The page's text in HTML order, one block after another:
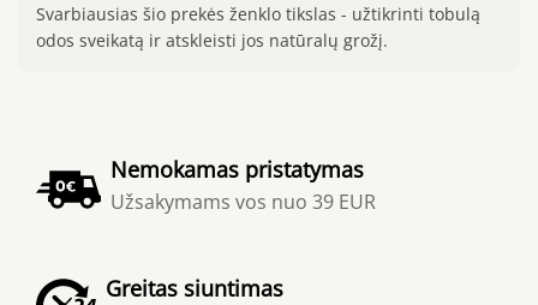
Svarbiausias šio prekės ženklo tikslas - užtikrinti tobulą
odos sveikatą ir atskleisti jos natūralų grožį.
Nemokamas pristatymas
Užsakymams vos nuo 39 EUR
Greitas siuntimas